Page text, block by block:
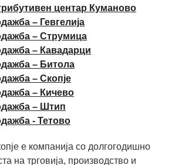
центар Куманово
– Гевгелија
– Струмица
– Кавадарци
– Битола
– Скопје
– Кичево
– Штип
- Тетово
е компанија со долгогодишно
на трговија, производство и